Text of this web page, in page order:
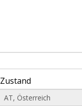
Zustand